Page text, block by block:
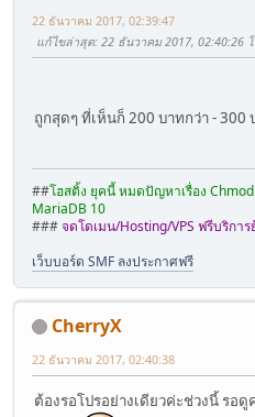
22 ธันวาคม 2017, 02:39:47
แก้ไขล่าสุด: 22 ธันวาคม 2017, 02:40:26
ถูกสุดๆ ที่เห็นก็ 200 บาทกว่า - 300
##โฮสติ้ง ยุคนี้ หมดปัญหาเรื่อง
MariaDB 10
###จดโดเมน/Hosting/VPS ฟรีบริกา
เว็บบอร์ด SMF ลงประกาศฟรี
CherryX
22 ธันวาคม 2017, 02:40:38
ต้องรอโปรอย่างเดียวค่ะช่วงนี้ รอ